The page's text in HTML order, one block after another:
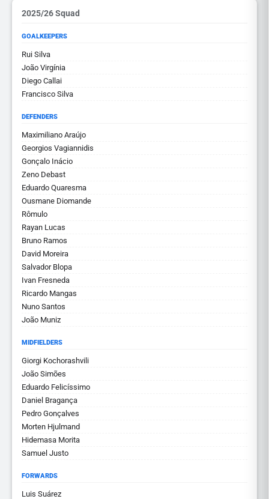
2025/26 Squad
GOALKEEPERS
Rui Silva
João Virgínia
Diego Callai
Francisco Silva
DEFENDERS
Maximiliano Araújo
Georgios Vagiannidis
Gonçalo Inácio
Zeno Debast
Eduardo Quaresma
Ousmane Diomande
Rômulo
Rayan Lucas
Bruno Ramos
David Moreira
Salvador Blopa
Ivan Fresneda
Ricardo Mangas
Nuno Santos
João Muniz
MIDFIELDERS
Giorgi Kochorashvili
João Simões
Eduardo Felicíssimo
Daniel Bragança
Pedro Gonçalves
Morten Hjulmand
Hidemasa Morita
Samuel Justo
FORWARDS
Luis Suárez